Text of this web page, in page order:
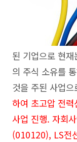
된 기업으로 현
의 주식 소유를
것을 주된 사업으
하여 초고압 전
사업 진행. 자회
(010120), LS전